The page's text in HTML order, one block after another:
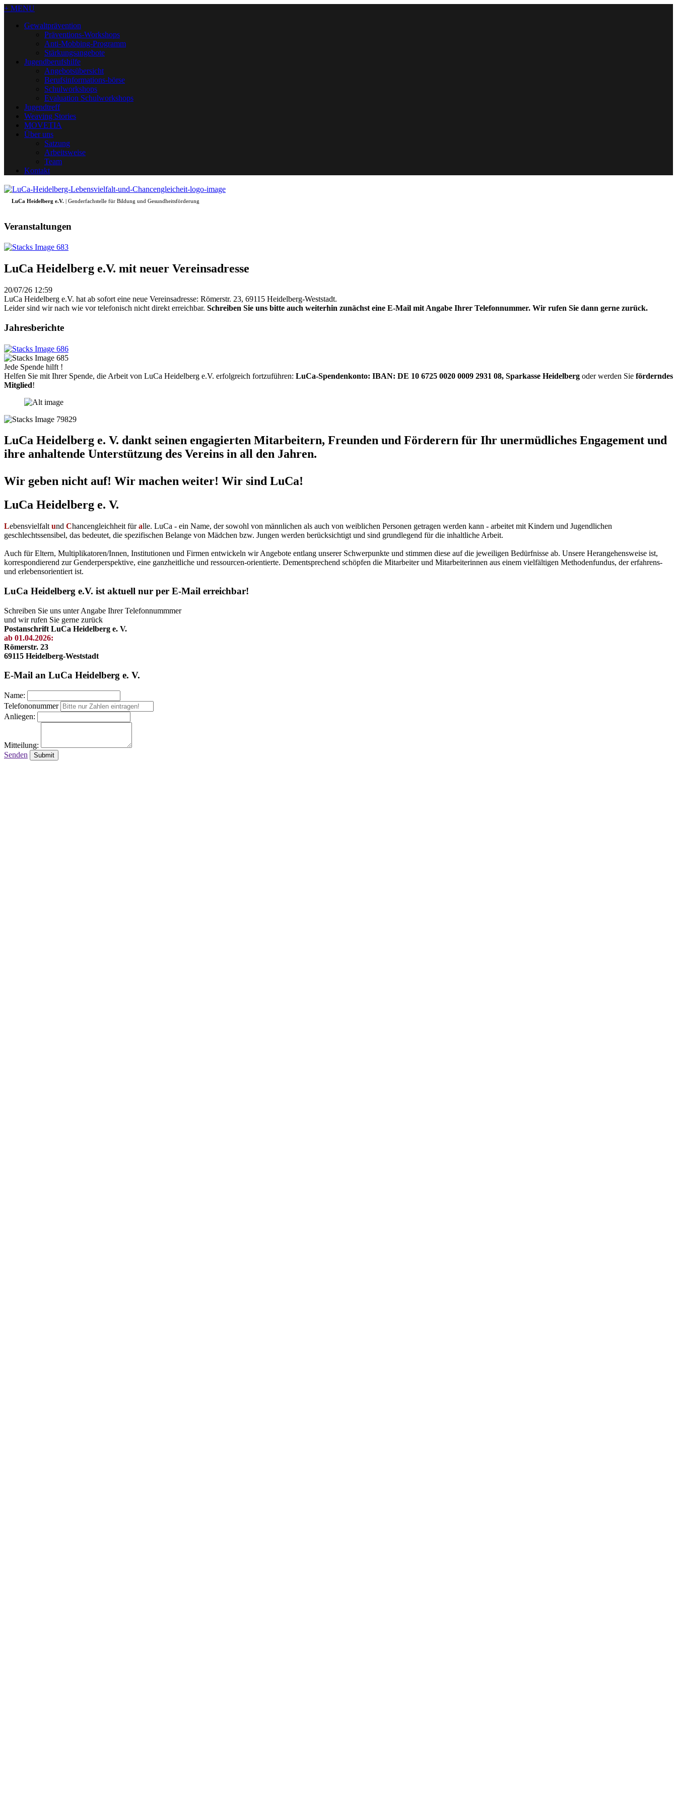
+ MENU
Gewaltprävention
Präventions-Workshops
Anti-Mobbing-Programm
Stärkungsangebote
Jugendberufshilfe
Angebotsübersicht
Berufsinformations-börse
Schulworkshops
Evaluation Schulworkshops
Jugendtreff
Weaving Stories
MOVETIA
Über uns
Satzung
Arbeitsweise
Team
Kontakt
LuCa Heidelberg e.V. | Genderfachstelle für Bildung und Gesundheitsförderung
Veranstaltungen
LuCa Heidelberg e.V. mit neuer Vereinsadresse
20/07/26 12:59
LuCa Heidelberg e.V. hat ab sofort eine neue Vereinsadresse: Römerstr. 23, 69115 Heidelberg-Weststadt.
Leider sind wir nach wie vor telefonisch nicht direkt erreichbar. Schreiben Sie uns bitte auch weiterhin zunächst eine E-Mail mit Angabe Ihrer Telefonnummer. Wir rufen Sie dann gerne zurück.
Jahresberichte
Jede Spende hilft !
Helfen Sie mit Ihrer Spende, die Arbeit von LuCa Heidelberg e.V. erfolgreich fortzuführen: LuCa-Spendenkonto: IBAN: DE 10 6725 0020 0009 2931 08, Sparkasse Heidelberg oder werden Sie förderndes
Mitglied!
LuCa Heidelberg e. V. dankt seinen engagierten Mitarbeitern, Freunden und Förderern für Ihr unermüdliches Engagement und
ihre anhaltende Unterstützung des Vereins in all den Jahren.
Wir geben nicht auf! Wir machen weiter! Wir sind LuCa!
LuCa Heidelberg e. V.
Lebensvielfalt und Chancengleichheit füralle. LuCa - ein Name, der sowohl von männlichen als auch von weiblichen Personen getragen werden kann - arbeitet mit Kindern und Jugendlichen
geschlechtssensibel, das bedeutet, die spezifischen Belange von Mädchen bzw. Jungen werden berücksichtigt und sind grundlegend für die inhaltliche Arbeit.
Auch für Eltern, Multiplikatoren/Innen, Institutionen und Firmen entwickeln wir Angebote entlang unserer Schwerpunkte und stimmen diese auf die jeweiligen Bedürfnisse ab. Unsere Herangehensweise ist,
korrespondierend zur Genderperspektive, eine ganzheitliche und ressourcen-orientierte. Dementsprechend schöpfen die Mitarbeiter und Mitarbeiterinnen aus einem vielfältigen Methodenfundus, der erfahrens-
und erlebensorientiert ist.
LuCa Heidelberg e.V. ist aktuell nur per E-Mail erreichbar!
Schreiben Sie uns unter Angabe Ihrer Telefonnummmer
und wir rufen Sie gerne zurück
Postanschrift LuCa Heidelberg e. V.
ab 01.04.2026:
Römerstr. 23
69115 Heidelberg-Weststadt
E-Mail an LuCa Heidelberg e. V.
Name:
Telefononummer
Anliegen:
Mitteilung:
Senden